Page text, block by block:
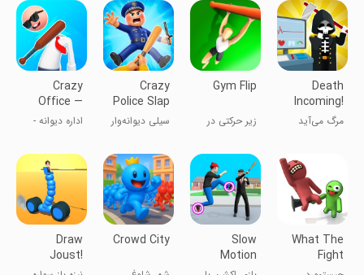
Death
Incoming!
مرگ می‌آید
Gym Flip
زیر حرکتی در
Crazy
Police Slap
- Smash
سیلی دیوانه‌وار
کردن پلیس‌ها
Crazy
Office —
Slap &
Smash
اداره دیوانه -
کردن
What The
Fight
Slow
Motion
Action
Crowd City
Draw
Joust!